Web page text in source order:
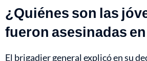
¿Quiénes son las
fueron asesinadas
El brigadier general explicó en su